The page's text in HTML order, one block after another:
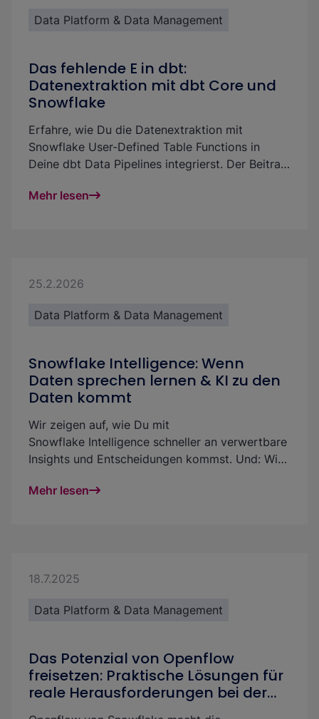
Data Platform & Data Management
Das fehlende E in dbt:
Datenextraktion mit dbt Core und
Snowflake
Erfahre, wie Du die Datenextraktion mit
Snowflake User-Defined Table Functions in
Deine dbt Data Pipelines integrierst. Der Beitrag
direkt in Snowflake lädst und ohne separates
Mehr lesen
25.2.2026
Data Platform & Data Management
Snowflake Intelligence: Wenn
Daten sprechen lernen & KI zu den
Daten kommt
Wir zeigen auf, wie Du mit
Snowflake Intelligence schneller an verwertbare
Insights und Entscheidungen kommst. Und: Wie
Datenplattform steigerst: mit wenig Aufwand
Mehr lesen
18.7.2025
Data Platform & Data Management
Das Potenzial von Openflow
freisetzen: Praktische Lösungen für
reale Herausforderungen bei der